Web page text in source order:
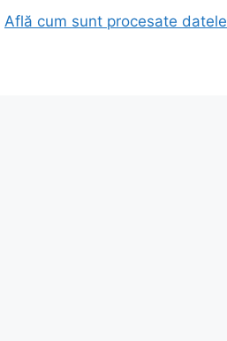
Află cum sunt procesate datele